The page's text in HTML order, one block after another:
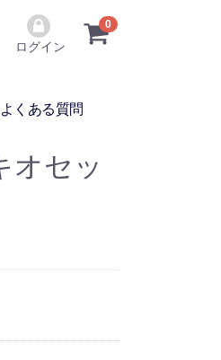
ログイン
0
よくある質問
オセッ